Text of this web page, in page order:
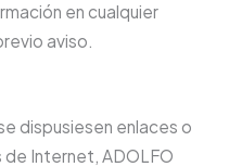
en cualquier
aviso.
dispusiesen enlaces o
Internet, ADOLFO